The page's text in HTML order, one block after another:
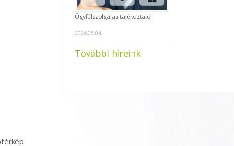
Ügyfélszolgálati tájékoztató
2026.08.04.
További híreink